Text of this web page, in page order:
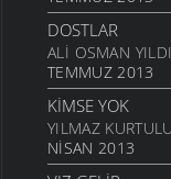
24 KASIM 2011
VARDIR
5 KASIM 2011
TOPRAKTIR
5 KASIM 2011
BITTI
DOSTLAR
ALI OSMAN
TEMMUZ 2013
KIMSE YOK
YILMAZ
NISAN 2013